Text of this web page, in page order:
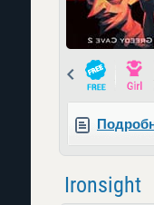
Prev
Ironsight